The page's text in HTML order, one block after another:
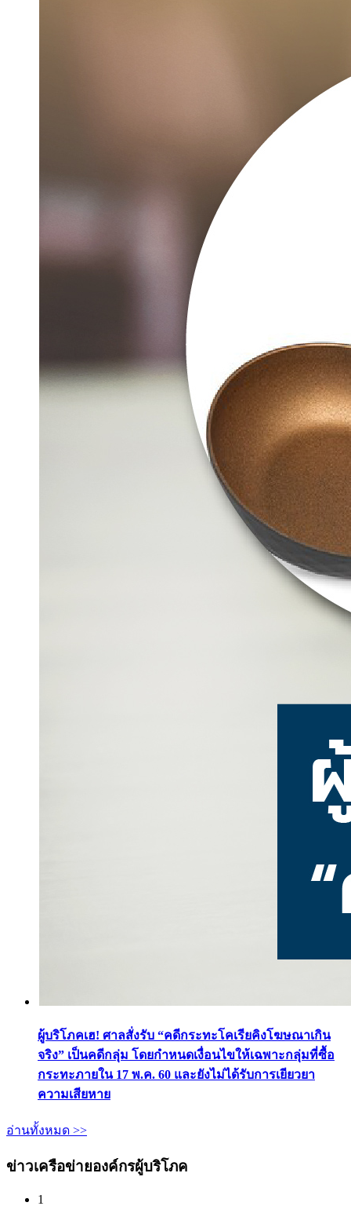
ผู้บริโภคเฮ! ศาลสั่งรับ “คดีกระทะโคเรียคิงโฆษณาเกิน
จริง” เป็นคดีกลุ่ม โดยกำหนดเงื่อนไขให้เฉพาะกลุ่มที่ซื้อ
กระทะภายใน 17 พ.ค. 60 และยังไม่ได้รับการเยียวยา
ความเสียหาย
อ่านทั้งหมด >>
ข่าวเครือข่ายองค์กรผู้บริโภค
1